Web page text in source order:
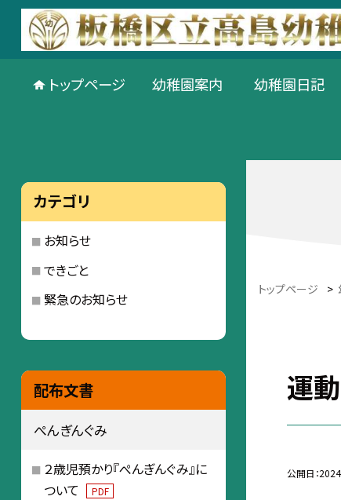
トップページ 幼稚園案内 幼稚園日記
トップページ >
運
公開日
カテゴリ
お知らせ
できごと
緊急のお知らせ
配布文書
ぺんぎんぐみ
２歳児預かり『ぺんぎんぐみ』に
ついて
PDF